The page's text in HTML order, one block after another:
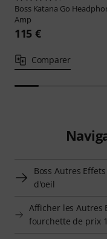
Boss Katana Go
Amp
115 €
Comparer
Boss Autres
d'oeil
Afficher les Autres
fourchette de prix